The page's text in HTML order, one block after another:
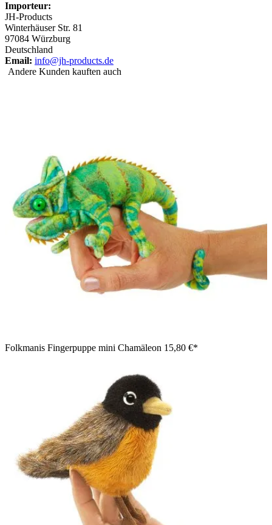
Importeur:
JH-Products
Winterhäuser Str. 81
97084 Würzburg
Deutschland
Email: info@jh-products.de
Andere Kunden kauften auch
Folkmanis Fingerpuppe mini Chamäleon 15,80 €*